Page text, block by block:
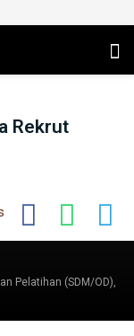
Rekrut
Pelatihan (SDM/OD),